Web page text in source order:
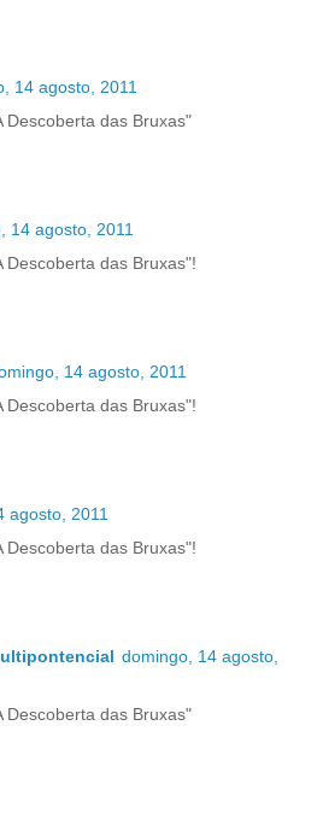
14 agosto, 2011
Descoberta das Bruxas"
14 agosto, 2011
Descoberta das Bruxas"!
14 agosto, 2011
Descoberta das Bruxas"!
agosto, 2011
Descoberta das Bruxas"!
domingo, 14 agosto,
Descoberta das Bruxas"